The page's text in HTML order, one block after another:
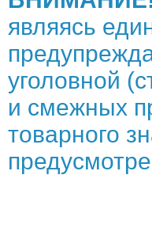
являясь
уголовной
и смежных
товарного